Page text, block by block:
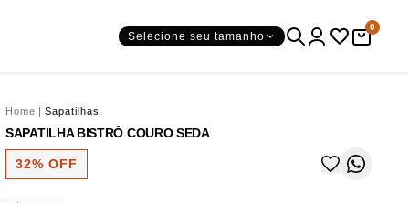
Selecione seu tamanho
0
Home | Sapatilhas
SAPATILHA BISTRÔ COURO SEDA
32% OFF